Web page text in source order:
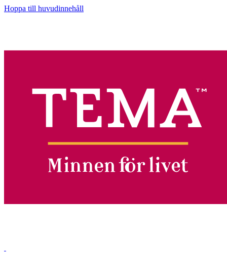
Hoppa till huvudinnehåll